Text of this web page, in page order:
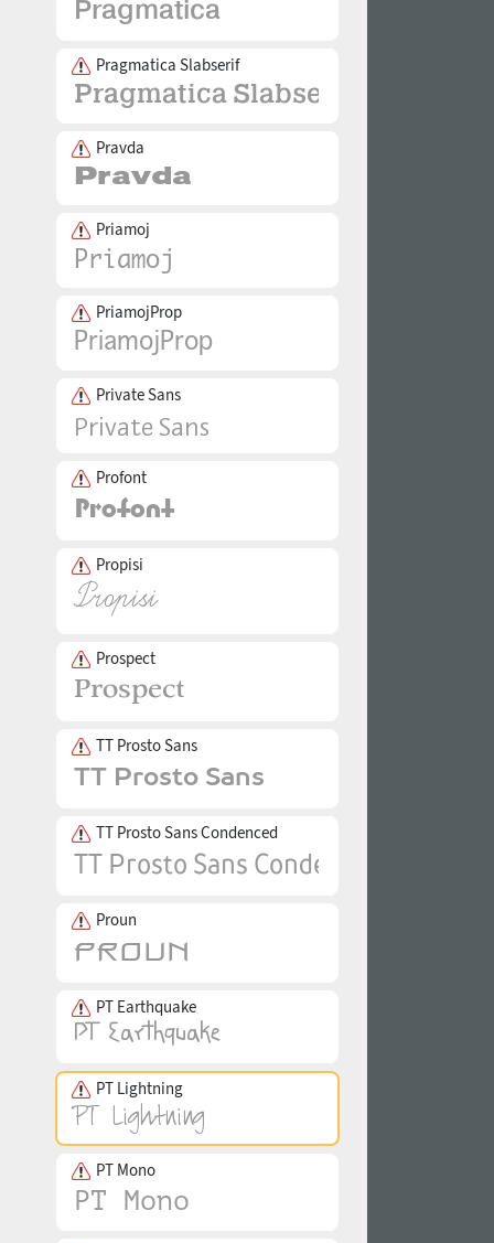
Pragmatica Slabserif
Pravda
Priamoj
PriamojProp
Private Sans
Profont
Propisi
Prospect
TT Prosto Sans
TT Prosto Sans Condenced
Proun
PT Earthquake
PT Lightning
PT Mono